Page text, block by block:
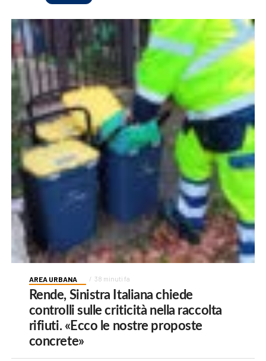
AREA URBANA 38 minuti fa
Rende, Sinistra Italiana chiede
controlli sulle criticità nella raccolta
rifiuti. «Ecco le nostre proposte
concrete»